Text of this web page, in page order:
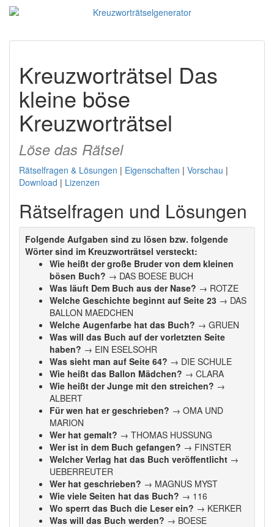
Kreuzworträtsel Das
kleine böse
Kreuzworträtsel
Löse das Rätsel
Rätselfragen & Lösungen | Eigenschaften | Vorschau |
Download | Lizenzen
Rätselfragen und Lösungen
Folgende Aufgaben sind zu lösen bzw. folgende
Wörter sind im Kreuzworträtsel versteckt:
Wie heißt der große Bruder von dem kleinen
bösen Buch? → DAS BOESE BUCH
Was läuft Dem Buch aus der Nase? → ROTZE
Welche Geschichte beginnt auf Seite 23 → DAS
BALLON MAEDCHEN
Welche Augenfarbe hat das Buch? → GRUEN
Was will das Buch auf der vorletzten Seite
haben? → EIN ESELSOHR
Was sieht man auf Seite 64? → DIE SCHULE
Wie heißt das Ballon Mädchen? → CLARA
Wie heißt der Junge mit den streichen? →
ALBERT
Für wen hat er geschrieben? → OMA UND
MARION
Wer hat gemalt? → THOMAS HUSSUNG
Wer ist in dem Buch gefangen? → FINSTER
Welcher Verlag hat das Buch veröffentlicht →
UEBERREUTER
Wer hat geschrieben? → MAGNUS MYST
Wie viele Seiten hat das Buch? → 116
Wo sperrt das Buch die Leser ein? → KERKER
Was will das Buch werden? → BOESE